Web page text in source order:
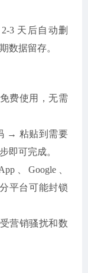
3 天后自动删
数据留存。
费使用，无需
→ 粘贴到需要
即可完成。
、Google、
平台可能封锁
营销骚扰和数